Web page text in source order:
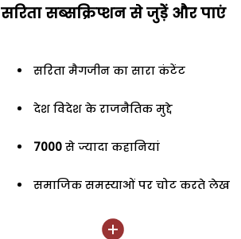
सरिता सब्सक्रिप्शन से जुड़ेें और पाएं
सरिता मैगजीन का सारा कंटेंट
देश विदेश के राजनैतिक मुद्दे
7000 से ज्यादा कहानियां
समाजिक समस्याओं पर चोट करते लेख